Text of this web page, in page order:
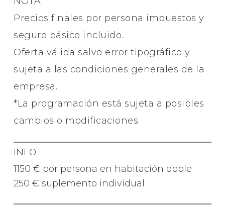
Precios finales por persona impuestos y
seguro básico incluido.
Oferta válida salvo error tipográfico y
sujeta a las condiciones generales de la
empresa.
*La programación está sujeta a posibles
cambios o modificaciones
INFO
1150 € por persona en habitación doble
250 € suplemento individual